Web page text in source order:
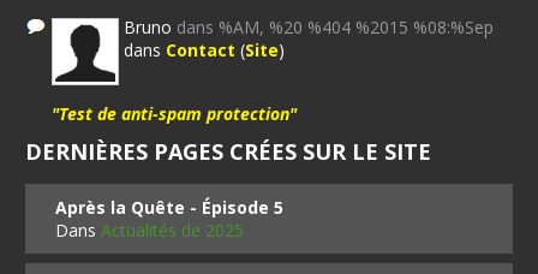
Bruno dans %AM, %20 %404 %2015 %08:%Sep
dans Contact (Site)
"Test de anti-spam protection"
DERNIÈRES PAGES CRÉES SUR LE SITE
Après la Quête - Épisode 5
DansActualités de 2025